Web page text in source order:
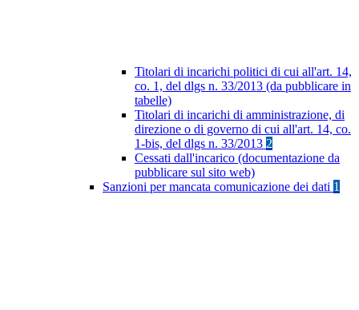
Titolari di incarichi politici di cui all'art. 14,
co. 1, del dlgs n. 33/2013 (da pubblicare in
tabelle)
Titolari di incarichi di amministrazione, di
direzione o di governo di cui all'art. 14, co.
1-bis, del dlgs n. 33/2013 2
Cessati dall'incarico (documentazione da
pubblicare sul sito web)
Sanzioni per mancata comunicazione dei dati 1